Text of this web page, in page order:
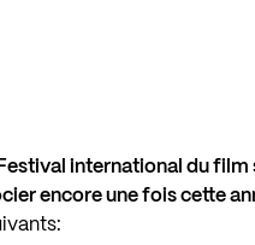
international du film
encore une fois cette